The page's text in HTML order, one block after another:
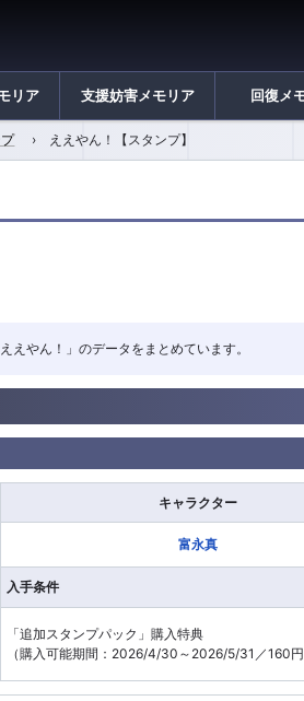
リア 支援妨害メモリア 回復メ
ええやん！【スタンプ】
やん！」のデータをまとめています。
キャラクター
富永真
入手条件
「追加スタンプパック」購入特典
（購入可能期間：2026/4/30～2026/5/31／160円